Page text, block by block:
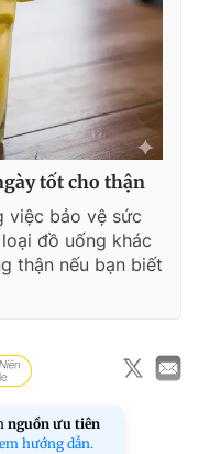
tốt cho thận
việc bảo vệ sức
đồ uống khác
thận nếu bạn biết
nguồn ưu tiên
hướng dẫn.